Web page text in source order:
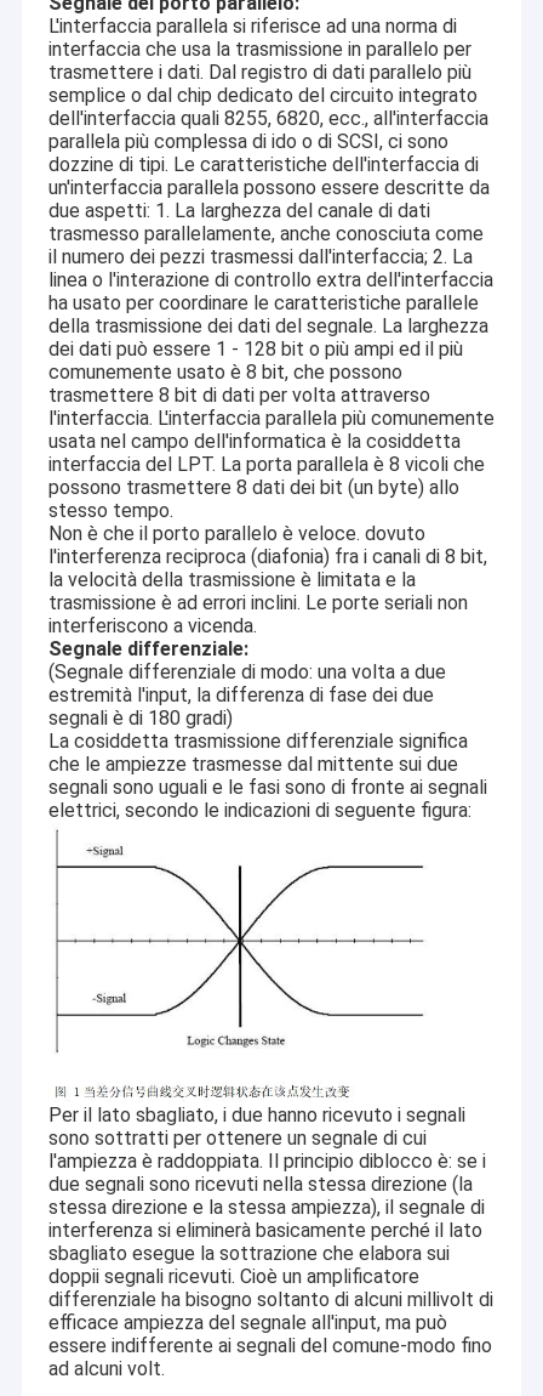
L'interfaccia parallela si riferisce ad una norma di
interfaccia che usa la trasmissione in parallelo per
trasmettere i dati. Dal registro di dati parallelo più
semplice o dal chip dedicato del circuito integrato
dell'interfaccia quali 8255, 6820, ecc., all'interfaccia
parallela più complessa di ido o di SCSI, ci sono
dozzine di tipi. Le caratteristiche dell'interfaccia di
un'interfaccia parallela possono essere descritte da
due aspetti: 1. La larghezza del canale di dati
trasmesso parallelamente, anche conosciuta come
il numero dei pezzi trasmessi dall'interfaccia; 2. La
linea o l'interazione di controllo extra dell'interfaccia
ha usato per coordinare le caratteristiche parallele
della trasmissione dei dati del segnale. La larghezza
dei dati può essere 1 - 128 bit o più ampi ed il più
comunemente usato è 8 bit, che possono
trasmettere 8 bit di dati per volta attraverso
l'interfaccia. L'interfaccia parallela più comunemente
usata nel campo dell'informatica è la cosiddetta
interfaccia del LPT. La porta parallela è 8 vicoli che
possono trasmettere 8 dati dei bit (un byte) allo
stesso tempo.
Non è che il porto parallelo è veloce. dovuto
l'interferenza reciproca (diafonia) fra i canali di 8 bit,
la velocità della trasmissione è limitata e la
trasmissione è ad errori inclini. Le porte seriali non
interferiscono a vicenda.
Segnale differenziale:
(Segnale differenziale di modo: una volta a due
estremità l'input, la differenza di fase dei due
segnali è di 180 gradi)
La cosiddetta trasmissione differenziale significa
che le ampiezze trasmesse dal mittente sui due
segnali sono uguali e le fasi sono di fronte ai segnali
elettrici, secondo le indicazioni di seguente figura:
Per il lato sbagliato, i due hanno ricevuto i segnali
sono sottratti per ottenere un segnale di cui
l'ampiezza è raddoppiata. Il principio diblocco è: se i
due segnali sono ricevuti nella stessa direzione (la
stessa direzione e la stessa ampiezza), il segnale di
interferenza si eliminerà basicamente perché il lato
sbagliato esegue la sottrazione che elabora sui
doppii segnali ricevuti. Cioè un amplificatore
differenziale ha bisogno soltanto di alcuni millivolt di
efficace ampiezza del segnale all'input, ma può
essere indifferente ai segnali del comune-modo fino
ad alcuni volt.